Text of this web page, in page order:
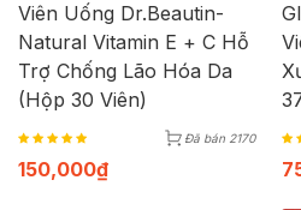
Viên Uống Dr.Beautin-
Natural Vitamin E + C Hỗ
Trợ Chống Lão Hóa Da
(Hộp 30 Viên)
Đã bán 2170
150,000₫